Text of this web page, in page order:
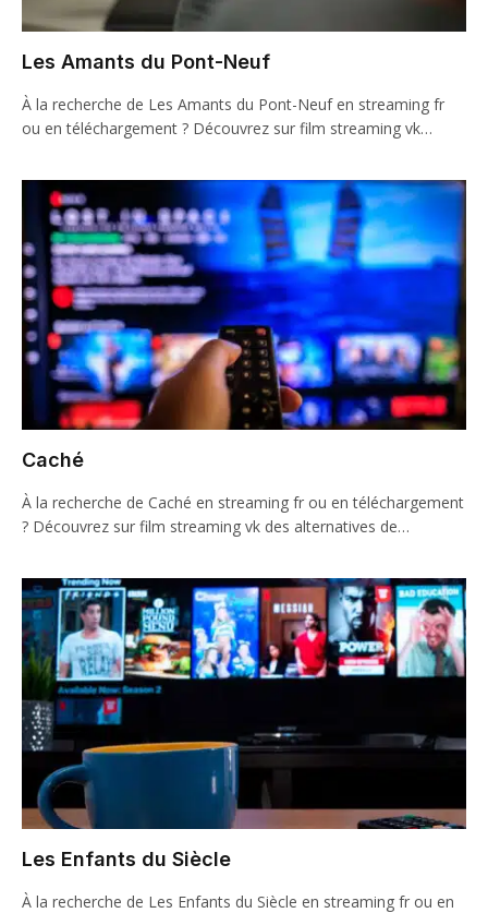
Les Amants du Pont-Neuf
À la recherche de Les Amants du Pont-Neuf en streaming fr
ou en téléchargement ? Découvrez sur film streaming vk…
Caché
À la recherche de Caché en streaming fr ou en téléchargement
? Découvrez sur film streaming vk des alternatives de…
Les Enfants du Siècle
À la recherche de Les Enfants du Siècle en streaming fr ou en